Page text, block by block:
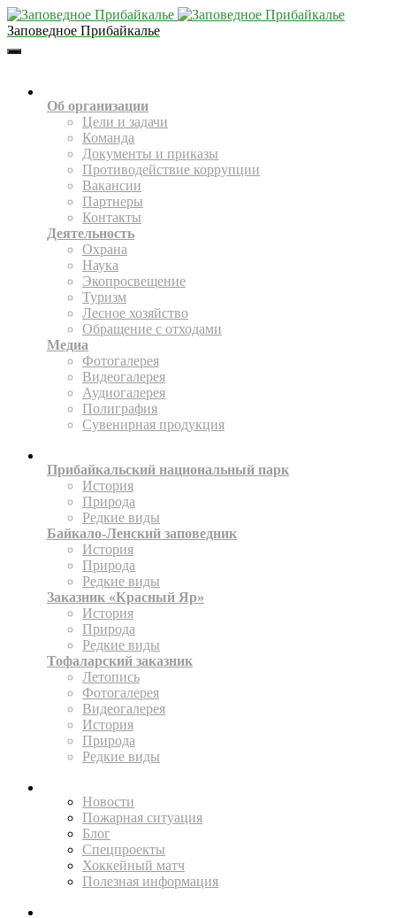
Заповедное Прибайкалье
Toggle
Об организации
Цели и задачи
Команда
Документы и приказы
Противодействие коррупции
Вакансии
Партнеры
Контакты
Деятельность
Охрана
Наука
Экопросвещение
Туризм
Лесное хозяйство
Обращение с отходами
Медиа
Фотогалерея
Видеогалерея
Аудиогалерея
Полиграфия
Сувенирная продукция
Прибайкальский национальный парк
История
Природа
Редкие виды
Байкало-Ленский заповедник
История
Природа
Редкие виды
Заказник «Красный Яр»
История
Природа
Редкие виды
Тофаларский заказник
Летопись
Фотогалерея
Видеогалерея
История
Природа
Редкие виды
Новости
Пожарная ситуация
Блог
Спецпроекты
Хоккейный матч
Полезная информация